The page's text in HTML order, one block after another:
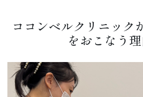
ココンベルクリニック
をおこなう